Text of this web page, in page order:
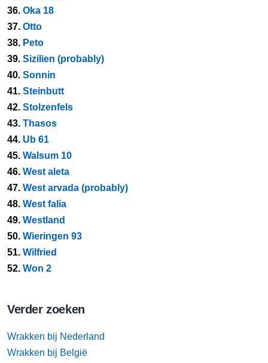
36. Oka 18
37. Otto
38. Peto
39. Sizilien (probably)
40. Sonnin
41. Steinbutt
42. Stolzenfels
43. Thasos
44. Ub 61
45. Walsum 10
46. West aleta
47. West arvada (probably)
48. West falia
49. Westland
50. Wieringen 93
51. Wilfried
52. Won 2
Verder zoeken
Wrakken bij Nederland
Wrakken bij België